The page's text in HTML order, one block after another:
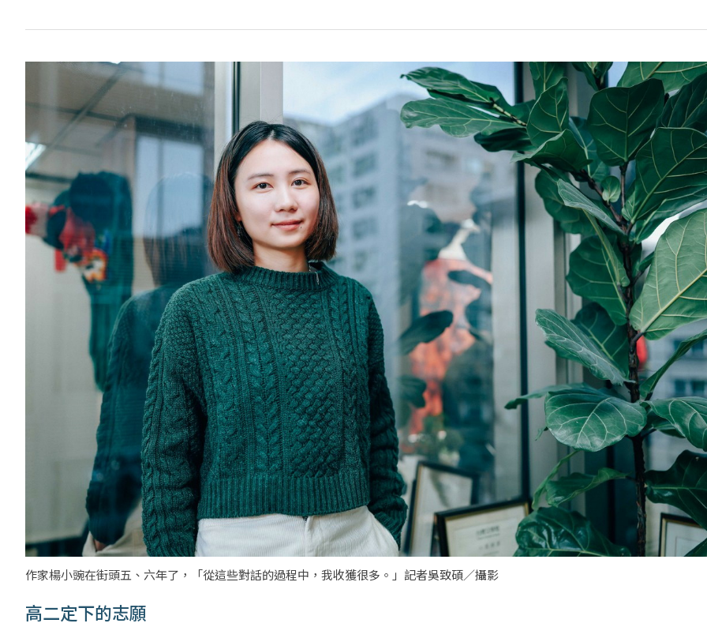
作家楊小豌在街頭五、六年了，「從這些對話的過程中，我收獲很多。」記者吳致碩／攝影
高二定下的志願